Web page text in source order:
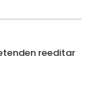
reeditar